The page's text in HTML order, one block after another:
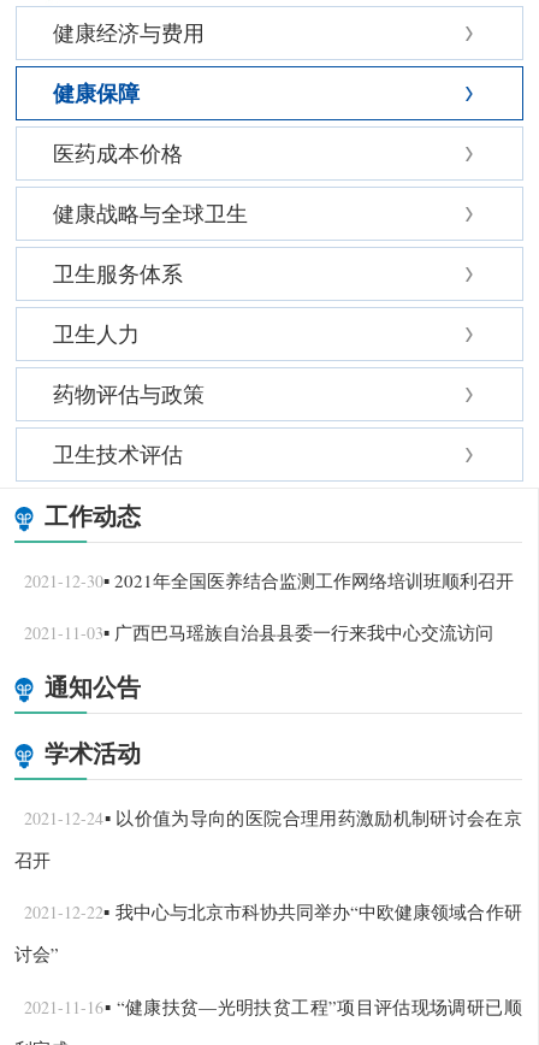
健康经济与费用
健康保障
医药成本价格
健康战略与全球卫生
卫生服务体系
卫生人力
药物评估与政策
卫生技术评估
工作动态
2021-12-30▪ 2021年全国医养结合监测工作网络培训班顺利召开
2021-11-03▪ 广西巴马瑶族自治县县委一行来我中心交流访问
通知公告
学术活动
2021-12-24▪ 以价值为导向的医院合理用药激励机制研讨会在京
召开
2021-12-22▪ 我中心与北京市科协共同举办“中欧健康领域合作研
讨会”
2021-11-16▪ “健康扶贫—光明扶贫工程”项目评估现场调研已顺